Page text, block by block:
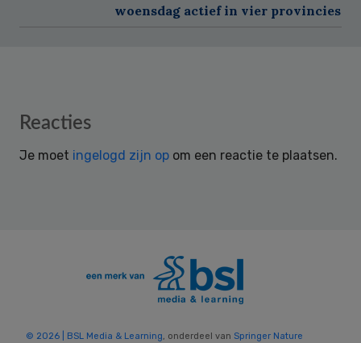
woensdag actief in vier provincies
Reader
Reacties
Je moet ingelogd zijn op om een reactie te plaatsen.
© 2026 | BSL Media & Learning, onderdeel van Springer Nature